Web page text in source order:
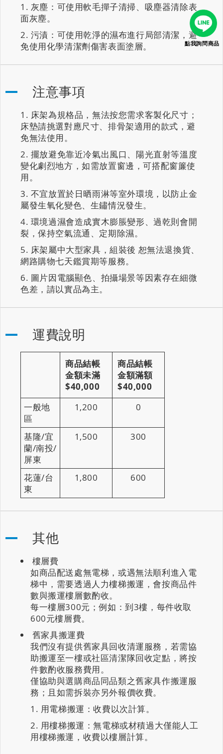
灰塵：可使用軟毛撣子清掃、吸塵器清除表
面灰塵。
污漬：可使用乾淨的濕布進行局部清潔，避
免使用化學清潔劑傷害表面塗層。
注意事項
床架為規格品，無法按您需求客製化尺寸；
床墊請挑選對應尺寸、排骨架適用的款式，避
免無法使用。
擺放避免靠近冷氣出風口、陽光直射等溫度
變化劇烈地方，如需放置窗邊，可搭配窗簾使
用。
不宜放置於日晒雨淋等室外環境，以防止金
屬發生氧化變色、生鏽情況發生。
環境過濕會造成實木膨脹變形、過乾則會開
裂，保持空氣流通、定期除濕。
床架屬中大型家具，組裝後 恕無法退換貨、
網路購物七天鑑賞期等服務。
圖片因電腦顯色、拍攝場景等因素存在細微
色差，請以實品為主。
運費說明
商品結帳
金額未滿
$40,000
商品結帳
金額滿額
$40,000
一般地
區
1,200 0
基隆/宜
蘭/南投/
屏東
1,500 300
花蓮/台
東
1,800 600
其他
樓層費
如商品配送處無電梯，或遇無法順利進入電
梯中，需要透過人力樓梯搬運，會按商品件
數與搬運樓層數酌收。
每一樓層300元；例如：到3樓，每件收取
600元樓層費。
舊家具搬運費
我們沒有提供舊家具回收清運服務，若需協
助搬運至一樓或社區清潔隊回收定點，將按
件數酌收服務費用。
僅協助與選購商品同品類之舊家具作搬運服
務；且如需拆裝亦另外報價收費。
用電梯搬運：收費以次計算。
用樓梯搬運：無電梯或材積過大僅能人工
用樓梯搬運，收費以樓層計算。
點我詢問商品